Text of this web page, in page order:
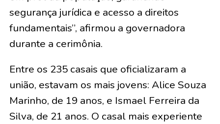
segurança jurídica e acesso a direitos
fundamentais”, afirmou a governadora
durante a cerimônia.
Entre os 235 casais que oficializaram a
união, estavam os mais jovens: Alice Souza
Marinho, de 19 anos, e Ismael Ferreira da
Silva, de 21 anos. O casal mais experiente